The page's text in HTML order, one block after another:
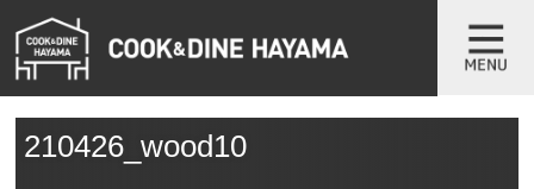
210426_wood10